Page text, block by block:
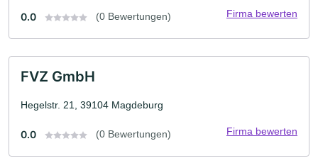
0.0 (0 Bewertungen) Firma bewerten
FVZ GmbH
Hegelstr. 21, 39104 Magdeburg
0.0 (0 Bewertungen) Firma bewerten